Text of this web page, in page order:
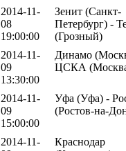
2014-11-
08
19:00:00
Зенит (Санкт-
Петербург) -
(Грозный)
2014-11-
09
13:30:00
Динамо
ЦСКА
2014-11-
09
15:00:00
Уфа (Уфа) -
(Ростов-на-
2014-11-
Краснодар